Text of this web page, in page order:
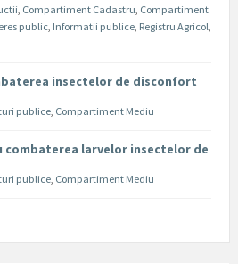
, Compartiment Cadastru, Compartiment
public, Informatii publice, Registru Agricol,
insectelor de disconfort
publice, Compartiment Mediu
combaterea larvelor insectelor de
publice, Compartiment Mediu